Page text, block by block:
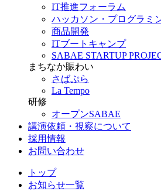
IT推進フォーラム
ハッカソン・プログラミ
商品開発
ITブートキャンプ
SABAE STARTUP
まちなか賑わい
さばぷら
La Tempo
研修
オープンSABAE
講演依頼・視察について
採用情報
お問い合わせ
トップ
お知らせ一覧